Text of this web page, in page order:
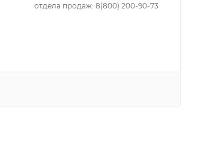
отдела продаж: 8(800) 200-90-73